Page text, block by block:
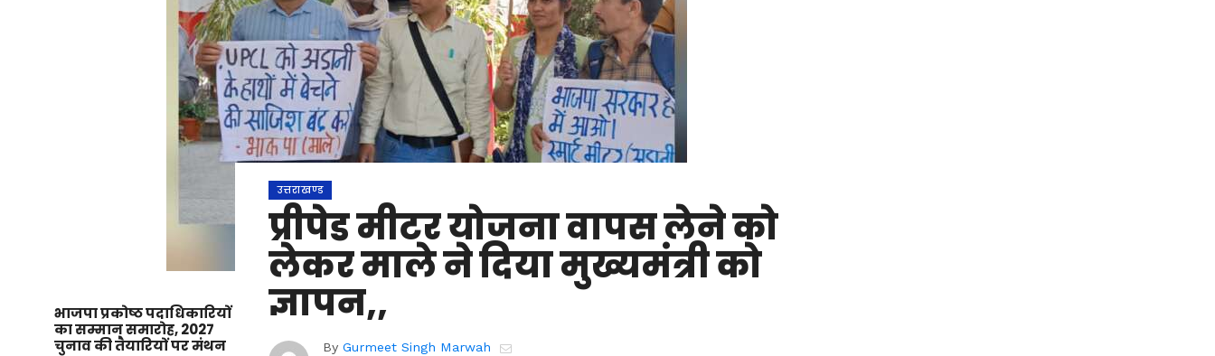
भाजपा प्रकोष्ठ पदाधिकारियों
का सम्मान समारोह, 2027
चुनाव की तैयारियों पर मंथन
उत्तराखण्ड
प्रीपेड मीटर योजना वापस लेने को
लेकर माले ने दिया मुख्यमंत्री को
ज्ञापन,,
By Gurmeet Singh Marwah